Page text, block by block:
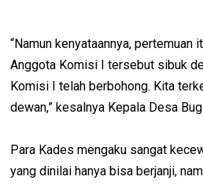
“Namun kenyataannya, pertemuan
Anggota Komisi I tersebut sibuk
Komisi I telah berbohong. Kita
dewan,” kesalnya Kepala Desa
Para Kades mengaku sangat
yang dinilai hanya bisa berjanji,